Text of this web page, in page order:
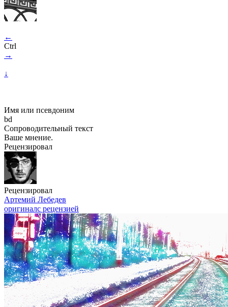
←
Ctrl
→
↓
Имя или псевдоним
bd
Сопроводительный текст
Ваше мнение.
Рецензировал
Рецензировал
Артемий Лебедев
оригиналс рецензией